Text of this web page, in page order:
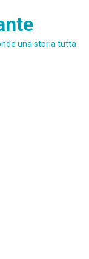
una storia tutta